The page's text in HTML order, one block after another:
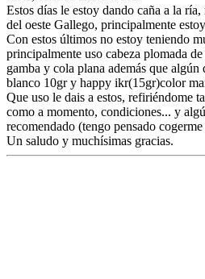
Estos días le estoy dando caña a la
del oeste Gallego, principalmente
Con estos últimos no estoy teniendo
principalmente uso cabeza plomada
gamba y cola plana además que
blanco 10gr y happy ikr(15gr)color
Que uso le dais a estos, refiriéndome
como a momento, condiciones... y
recomendado (tengo pensado
Un saludo y muchísimas gracias.